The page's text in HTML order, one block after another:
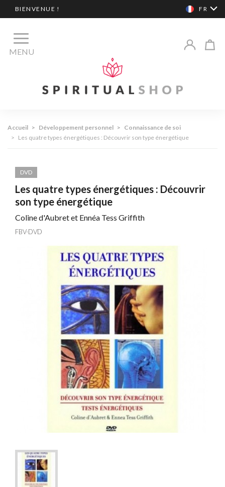
BIENVENUE ! FR
MENU
Accueil > Développement personnel > Connaissance de soi
> Les quatre types énergétiques : Découvrir son type énergétique
DVD
Les quatre types énergétiques : Découvrir
son type énergétique
Coline d'Aubret et Ennéa Tess Griffith
FBV-DVD